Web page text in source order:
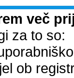
več
za to so:
ob